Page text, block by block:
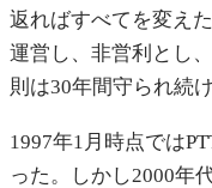
返ればすべてを変え
運営し、非営利とし
則は30年間守られ続
1997年1月時点では
った。しかし2000年